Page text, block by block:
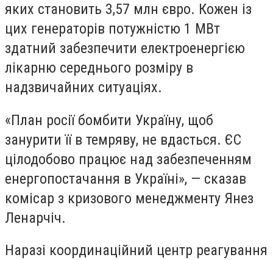
яких становить 3,57 млн євро. Кожен із
цих генераторів потужністю 1 МВт
здатний забезпечити електроенергією
лікарню середнього розміру в
надзвичайних ситуаціях.
«План росії бомбити Україну, щоб
занурити її в темряву, не вдасться. ЄС
цілодобово працює над забезпеченням
енергопостачання в Україні», — сказав
комісар з кризового менеджменту Янез
Ленарчіч.
Наразі координаційний центр реагування